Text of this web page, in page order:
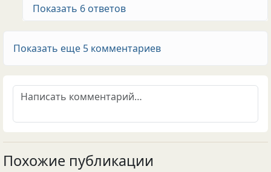
Показать 6 ответов
Показать еще 5 комментариев
Похожие публикации